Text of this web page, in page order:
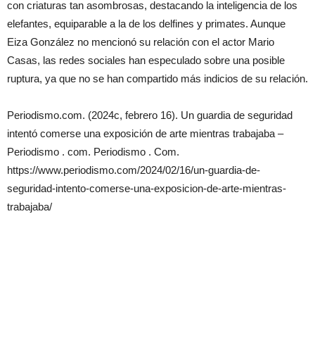
con criaturas tan asombrosas, destacando la inteligencia de los
elefantes, equiparable a la de los delfines y primates. Aunque
Eiza González no mencionó su relación con el actor Mario
Casas, las redes sociales han especulado sobre una posible
ruptura, ya que no se han compartido más indicios de su relación.
Periodismo.com. (2024c, febrero 16). Un guardia de seguridad
intentó comerse una exposición de arte mientras trabajaba –
Periodismo . com. Periodismo . Com.
https://www.periodismo.com/2024/02/16/un-guardia-de-
seguridad-intento-comerse-una-exposicion-de-arte-mientras-
trabajaba/